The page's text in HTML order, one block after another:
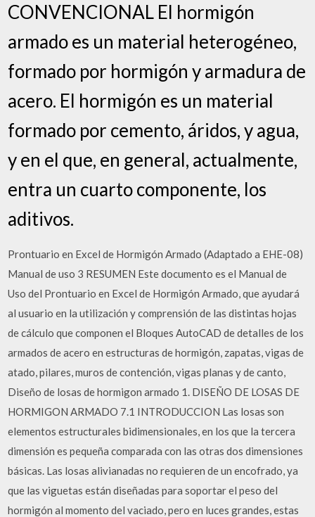
CONVENCIONAL El hormigón
armado es un material heterogéneo,
formado por hormigón y armadura de
acero. El hormigón es un material
formado por cemento, áridos, y agua,
y en el que, en general, actualmente,
entra un cuarto componente, los
aditivos.
Prontuario en Excel de Hormigón Armado (Adaptado a EHE-08)
Manual de uso 3 RESUMEN Este documento es el Manual de
Uso del Prontuario en Excel de Hormigón Armado, que ayudará
al usuario en la utilización y comprensión de las distintas hojas
de cálculo que componen el Bloques AutoCAD de detalles de los
armados de acero en estructuras de hormigón, zapatas, vigas de
atado, pilares, muros de contención, vigas planas y de canto,
Diseño de losas de hormigon armado 1. DISEÑO DE LOSAS DE
HORMIGON ARMADO 7.1 INTRODUCCION Las losas son
elementos estructurales bidimensionales, en los que la tercera
dimensión es pequeña comparada con las otras dos dimensiones
básicas. Las losas alivianadas no requieren de un encofrado, ya
que las viguetas están diseñadas para soportar el peso del
hormigón al momento del vaciado, pero en luces grandes, estas